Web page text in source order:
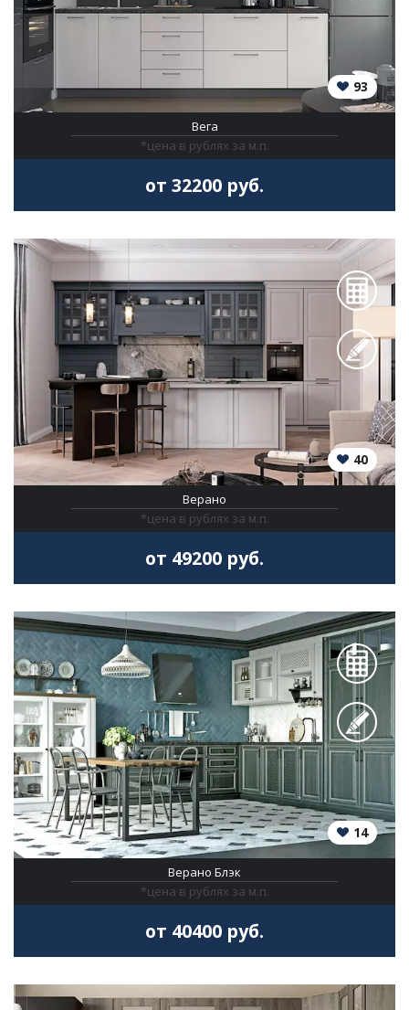
93
Вега
*цена в рублях за м.п.
от 32200 руб.
40
Верано
*цена в рублях за м.п.
от 49200 руб.
14
Верано Блэк
*цена в рублях за м.п.
от 40400 руб.